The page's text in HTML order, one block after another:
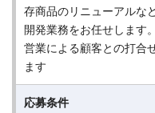
存商品のリニューアルな
開発業務をお任せします。
営業による顧客との打合
ます
応募条件